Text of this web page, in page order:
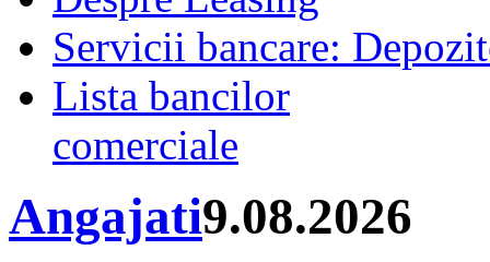
Servicii bancare:
Lista bancilor
comerciale
Angajati9.08.2026